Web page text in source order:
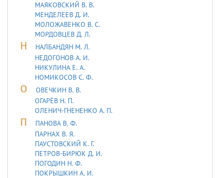
МАЯКОВСКИЙ В. В.
МЕНДЕЛЕЕВ Д. И.
МОЛОЖАВEHКО В. С.
МОРДОВЦЕВ Д. Л.
Н
НАЛБАНДЯН М. Л.
НЕДОГОНОВ А. И.
НИКУЛИНА Е. А.
НОМИКОСОВ С. Ф.
О
ОВЕЧКИН В. В.
ОГАРЁВ Н. П.
ОЛЕНИЧ-ГНЕНЕНКО А. П.
П
ПАНОВА В. Ф.
ПАРНАХ В. Я.
ПАУСТОВСКИЙ К. Г.
ПЕТРОВ-БИРЮК Д. И.
ПОГОДИН Н. Ф.
ПОКРЫШКИН А. И.